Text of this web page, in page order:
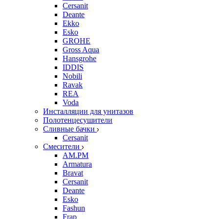
Cersanit
Deante
Ekko
Esko
GROHE
Gross Aqua
Hansgrohe
IDDIS
Nobili
Ravak
REA
Voda
Инсталляции для унитазов
Полотенцесушители
Сливные бачки
Cersanit
Смесители
AM.PM
Armatura
Bravat
Cersanit
Deante
Esko
Fashun
Frap